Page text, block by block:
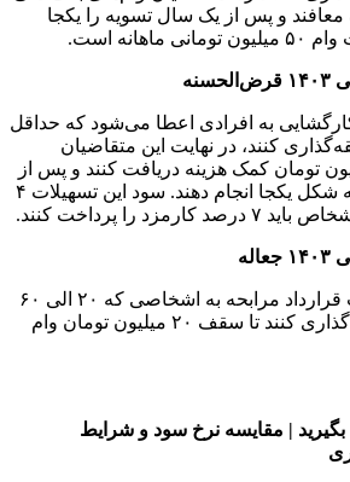
و پس از یک سال تسویه را یکجا
است.
به افرادی اعطا می‌شود که حداقل
کنند، در نهایت این متقاضیان
تا سقف ۵ میلیون تومان کمک هزینه دریافت کنند و پس از
یک سال بازپرداخت را به شکل یکجا انجام دهند. سود این تسهیلات ۴
را پرداخت کنند.
بانک کارگشایی در قالب قرارداد مرابحه به اشخاصی که ۲۰ الی ۶۰
گرم طلا در مرکز وثیقه‌گذاری کنند تا سقف ۲۰ میلیون تومان وام
بگیرید | مقایسه نرخ سود و شرایط